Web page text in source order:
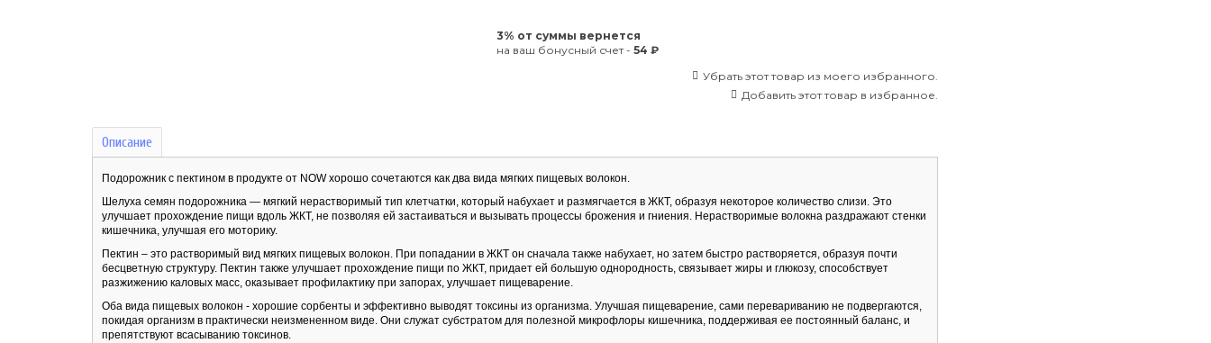
3% от суммы вернется
на ваш бонусный счет - 54 ₽
Убрать этот товар из моего избранного.
Добавить этот товар в избранное.
Описание
Подорожник с пектином в продукте от NOW хорошо сочетаются как два вида мягких пищевых волокон.
Шелуха семян подорожника — мягкий нерастворимый тип клетчатки, который набухает и размягчается в ЖКТ, образуя некоторое количество слизи. Это
улучшает прохождение пищи вдоль ЖКТ, не позволяя ей застаиваться и вызывать процессы брожения и гниения. Нерастворимые волокна раздражают стенки
кишечника, улучшая его моторику.
Пектин – это растворимый вид мягких пищевых волокон. При попадании в ЖКТ он сначала также набухает, но затем быстро растворяется, образуя почти
бесцветную структуру. Пектин также улучшает прохождение пищи по ЖКТ, придает ей большую однородность, связывает жиры и глюкозу, способствует
разжижению каловых масс, оказывает профилактику при запорах, улучшает пищеварение.
Оба вида пищевых волокон - хорошие сорбенты и эффективно выводят токсины из организма. Улучшая пищеварение, сами перевариванию не подвергаются,
покидая организм в практически неизмененном виде. Они служат субстратом для полезной микрофлоры кишечника, поддерживая ее постоянный баланс, и
препятствуют всасыванию токсинов.